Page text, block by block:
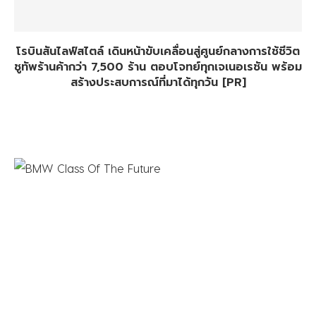
โรบินสันไลฟ์สไตล์ เดินหน้าขับเคลื่อนสู่ศูนย์กลางการใช้ชีวิต
ชูทัพร้านค้ากว่า 7,500 ร้าน ตอบโจทย์ทุกเจเนอเรชัน พร้อม
สร้างประสบการณ์ที่มาได้ทุกวัน [PR]